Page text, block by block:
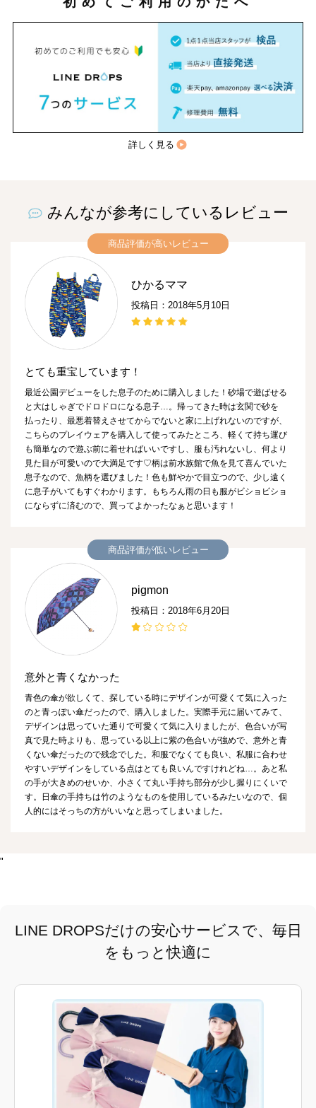
詳しく見る
みんなが参考にしているレビュー
商品評価が高いレビュー
ひかるママ
投稿日：2018年5月10日
とても重宝しています！
最近公園デビューをした息子のために購入しました！砂場で遊ばせる
と大はしゃぎでドロドロになる息子…。帰ってきた時は玄関で砂を
払ったり、最悪着替えさせてからでないと家に上げれないのですが、
こちらのプレイウェアを購入して使ってみたところ、軽くて持ち運び
も簡単なので遊ぶ前に着せればいいですし、服も汚れないし、何より
見た目が可愛いので大満足です♡柄は前水族館で魚を見て喜んでいた
息子なので、魚柄を選びました！色も鮮やかで目立つので、少し遠く
に息子がいてもすぐわかります。もちろん雨の日も服がビショビショ
にならずに済むので、買ってよかったなぁと思います！
商品評価が低いレビュー
pigmon
投稿日：2018年6月20日
意外と青くなかった
青色の傘が欲しくて、探している時にデザインが可愛くて気に入った
のと青っぽい傘だったので、購入しました。実際手元に届いてみて、
デザインは思っていた通りで可愛くて気に入りましたが、色合いが写
真で見た時よりも、思っている以上に紫の色合いが強めで、意外と青
くない傘だったので残念でした。和服でなくても良い、私服に合わせ
やすいデザインをしている点はとても良いんですけれどね…。あと私
の手が大きめのせいか、小さくて丸い手持ち部分が少し握りにくいで
す。日傘の手持ちは竹のようなものを使用しているみたいなので、個
人的にはそっちの方がいいなと思ってしまいました。
"
LINE DROPSだけの安心サービスで、毎日
をもっと快適に